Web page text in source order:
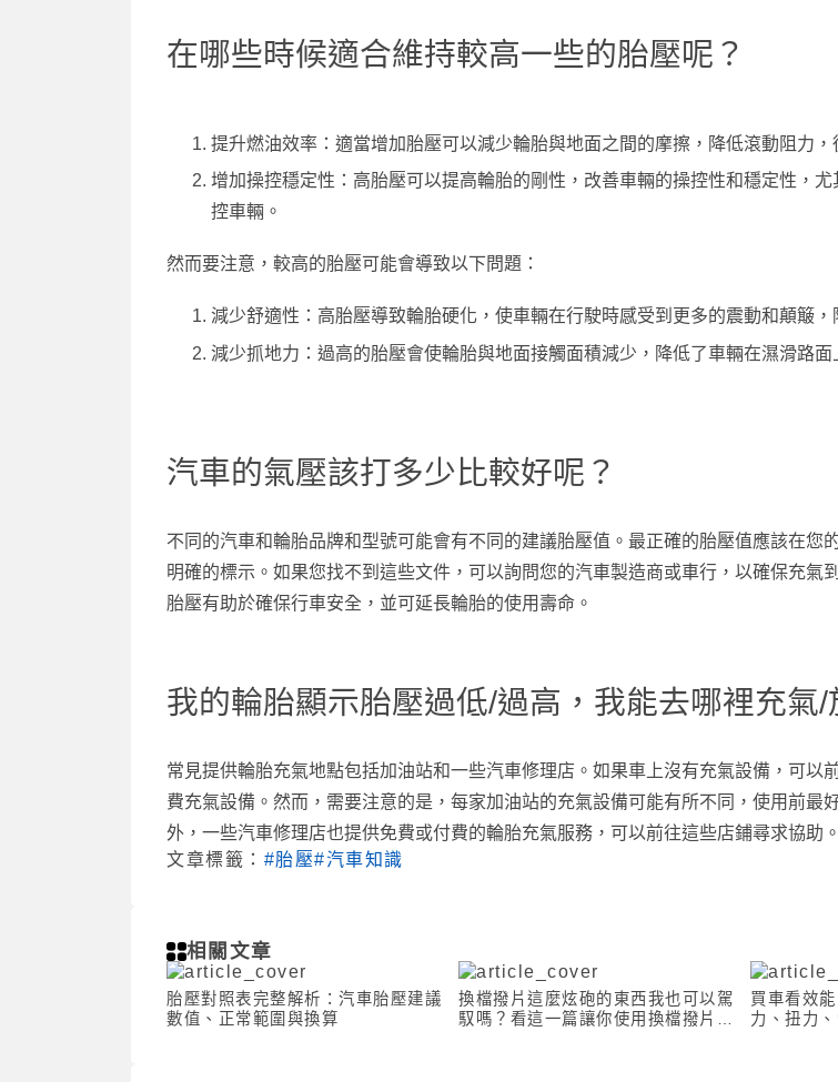
在哪些時候適合維持較高一些的胎壓呢？
提升燃油效率：適當增加胎壓可以減少輪胎與地面之間的摩擦，降低滾動阻力，
增加操控穩定性：高胎壓可以提高輪胎的剛性，改善車輛的操控性和穩定性，
控車輛。
然而要注意，較高的胎壓可能會導致以下問題：
減少舒適性：高胎壓導致輪胎硬化，使車輛在行駛時感受到更多的震動和顛簸，
減少抓地力：過高的胎壓會使輪胎與地面接觸面積減少，降低了車輛在濕滑路面
汽車的氣壓該打多少比較好呢？
不同的汽車和輪胎品牌和型號可能會有不同的建議胎壓值。最正確的胎壓值應該在您
明確的標示。如果您找不到這些文件，可以詢問您的汽車製造商或車行，以確保充氣
胎壓有助於確保行車安全，並可延長輪胎的使用壽命。
我的輪胎顯示胎壓過低/過高，我能去哪裡充氣/
常見提供輪胎充氣地點包括加油站和一些汽車修理店。如果車上沒有充氣設備，可以
費充氣設備。然而，需要注意的是，每家加油站的充氣設備可能有所不同，使用前最
外，一些汽車修理店也提供免費或付費的輪胎充氣服務，可以前往這些店鋪尋求協助。
文章標籤： #胎壓#汽車知識
相關文章
胎壓對照表完整解析：汽車胎壓建議
數值、正常範圍與換算
換檔撥片這麼炫砲的東西我也可以駕
馭嗎？看這一篇讓你使用換檔撥片不
買車看效
力、扭力